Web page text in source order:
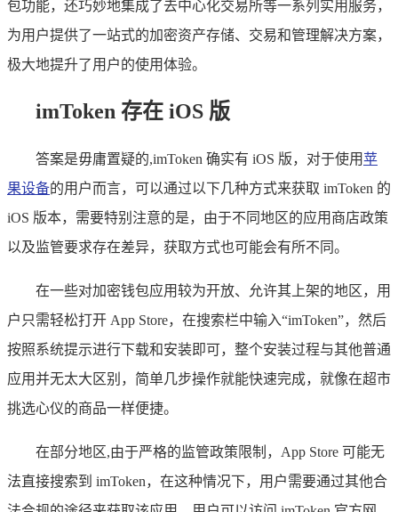
包功能，还巧妙地集成了去中心化交易所等一系列实用服务，
为用户提供了一站式的加密资产存储、交易和管理解决方案，
极大地提升了用户的使用体验。
imToken 存在 iOS 版
答案是毋庸置疑的,imToken 确实有 iOS 版，对于使用苹
果设备的用户而言，可以通过以下几种方式来获取 imToken 的
iOS 版本，需要特别注意的是，由于不同地区的应用商店政策
以及监管要求存在差异，获取方式也可能会有所不同。
在一些对加密钱包应用较为开放、允许其上架的地区，用
户只需轻松打开 App Store，在搜索栏中输入“imToken”，然后
按照系统提示进行下载和安装即可，整个安装过程与其他普通
应用并无太大区别，简单几步操作就能快速完成，就像在超市
挑选心仪的商品一样便捷。
在部分地区,由于严格的监管政策限制，App Store 可能无
法直接搜索到 imToken，在这种情况下，用户需要通过其他合